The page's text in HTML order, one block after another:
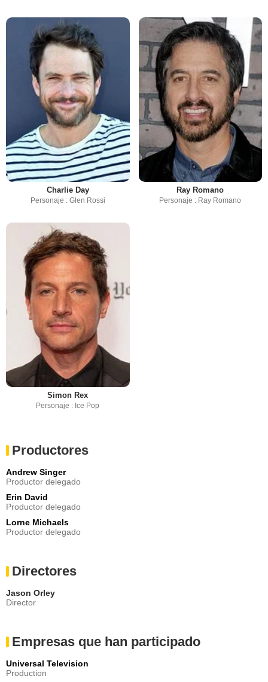
Charlie Day
Personaje : Glen Rossi
Ray Romano
Personaje : Ray Romano
Simon Rex
Personaje : Ice Pop
Productores
Andrew Singer
Productor delegado
Erin David
Productor delegado
Lorne Michaels
Productor delegado
Directores
Jason Orley
Director
Empresas que han participado
Universal Television
Production